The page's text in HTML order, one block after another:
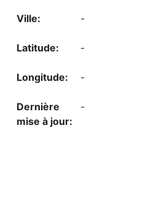
-
-
-
-